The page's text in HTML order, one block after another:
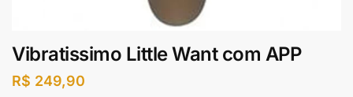
Vibratissimo Little Want com APP
R$ 249,90